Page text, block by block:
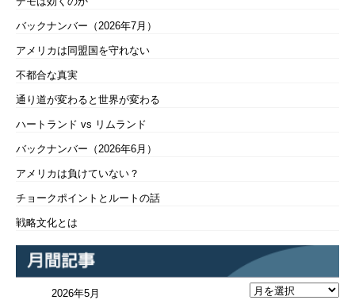
バックナンバー（2026年7月）
アメリカは同盟国を守れない
不都合な真実
通り道が変わると世界が変わる
ハートランド vs リムランド
バックナンバー（2026年6月）
アメリカは負けていない？
チョークポイントとルートの話
戦略文化とは
2026年5月